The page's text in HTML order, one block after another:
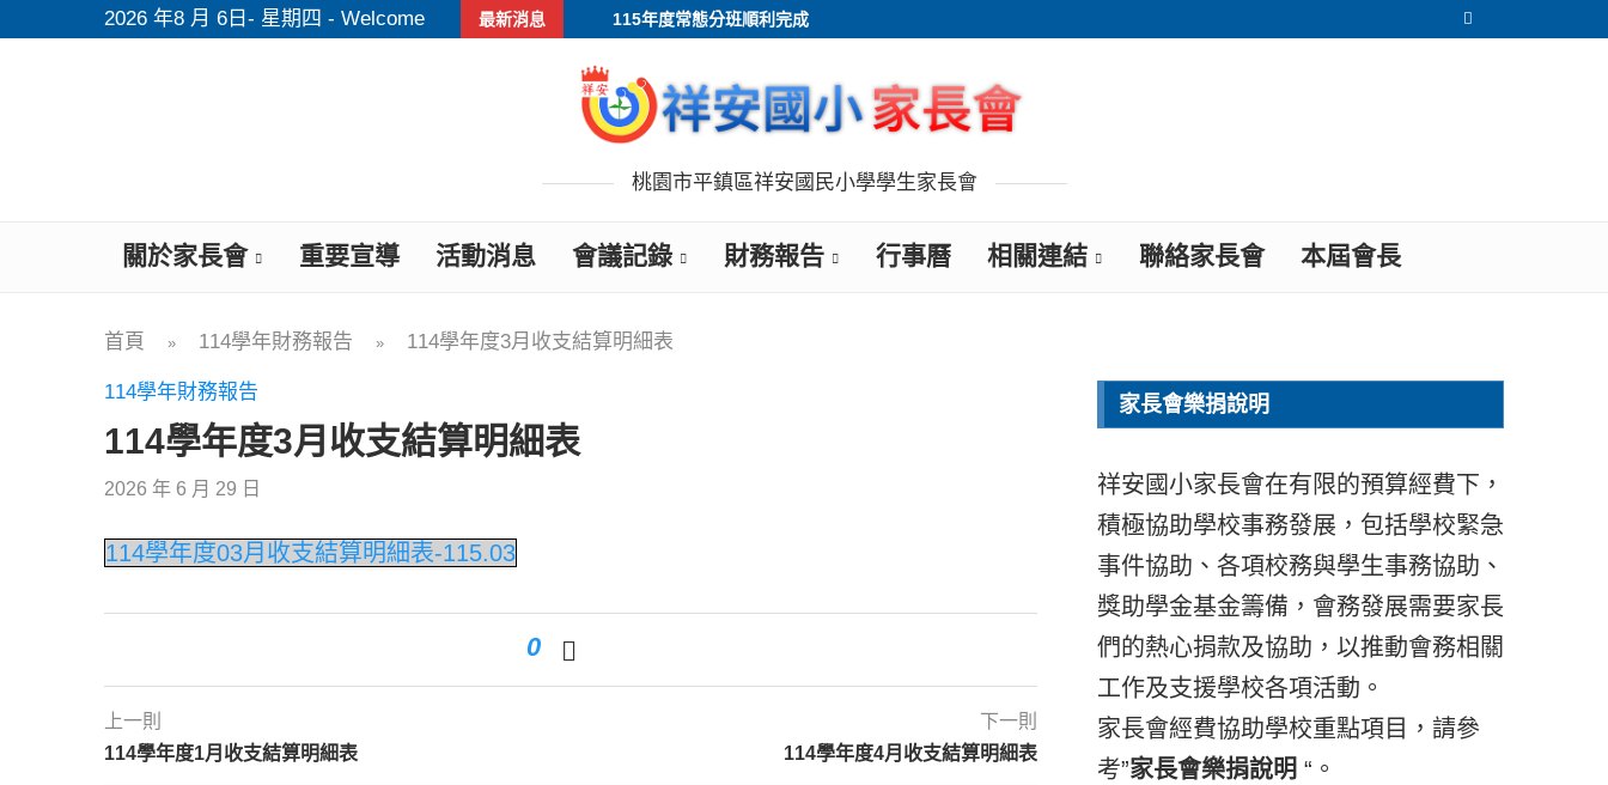
2026 年8 月 6日- 星期四 - Welcome 最新消息 115年度常態分班順利完成
桃園市平鎮區祥安國民小學學生家長會
關於家長會 重要宣導 活動消息 會議記錄 財務報告 行事曆 相關連結 聯絡家長會 本屆會長
首頁 » 114學年財務報告 » 114學年度3月收支結算明細表
114學年財務報告
114學年度3月收支結算明細表
2026 年 6 月 29 日
114學年度03月收支結算明細表-115.03
0
上一則
114學年度1月收支結算明細表
下一則
114學年度4月收支結算明細表
家長會樂捐說明
祥安國小家長會在有限的預算經費下，
積極協助學校事務發展，包括學校緊急
事件協助、各項校務與學生事務協助、
獎助學金基金籌備，會務發展需要家長
們的熱心捐款及協助，以推動會務相關
工作及支援學校各項活動。
家長會經費協助學校重點項目，請參
考”家長會樂捐說明 “。